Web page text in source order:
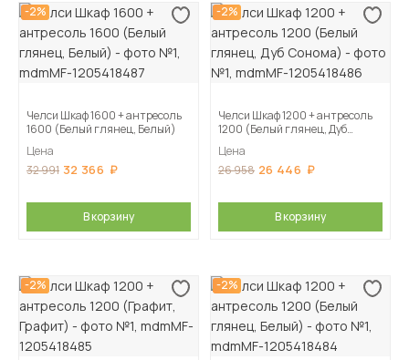
-2%
Челси Шкаф 1600 + антресоль
1600 (Белый глянец, Белый)
Цена
32 991 32 366
В корзину
-2%
Челси Шкаф 1200 + антресоль
1200 (Белый глянец, Дуб
Цена
26 958 26 446
В корзину
-2% -2%